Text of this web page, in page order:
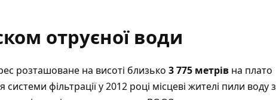
отруєної води
розташоване на висоті близько 3 775 метрів на плато
фільтрації у 2012 році місцеві жителі пили воду з